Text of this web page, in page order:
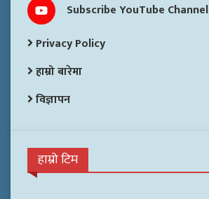
Subscribe YouTube Channel
Privacy Policy
हाम्रो बारेमा
विज्ञापन
हाम्रो टिम